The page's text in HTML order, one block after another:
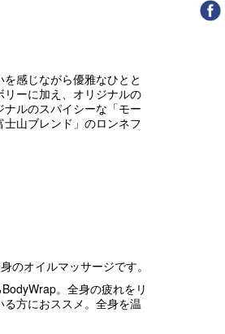
感じながら優雅なひとと
ーに加え、オリジナルの
ルのスパイシーな「モー
山ブレンド」のロンネフ
のオイルマッサージです。
。全身の疲れをリ
方におススメ。全身を温